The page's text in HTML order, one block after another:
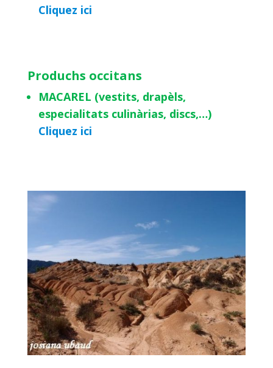
Cliquez ici
Produchs occitans
MACAREL (vestits, drapèls,
especialitats culinàrias, discs,…)
Cliquez ici